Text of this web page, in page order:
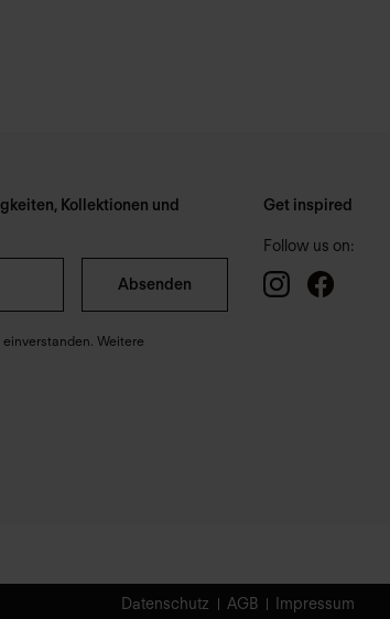
Kollektionen und
Absenden
Weitere
Get inspired
Follow us on:
Datenschutz AGB Impressum